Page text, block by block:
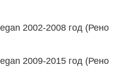
2002-2008 год (Рено
2009-2015 год (Рено